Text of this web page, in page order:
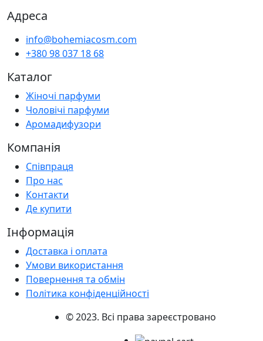
Адреса
info@bohemiacosm.com
+380 98 037 18 68
Каталог
Жіночі парфуми
Чоловічі парфуми
Аромадифузори
Компанія
Співпраця
Про нас
Контакти
Де купити
Інформація
Доставка і оплата
Умови використання
Повернення та обмін
Політика конфіденційності
© 2023. Всі права зареєстровано